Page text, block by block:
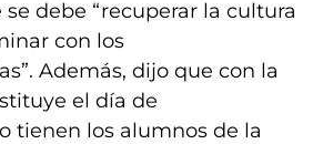
debe “recuperar la cultura
con los
Además, dijo que con la
el día de
tienen los alumnos de la